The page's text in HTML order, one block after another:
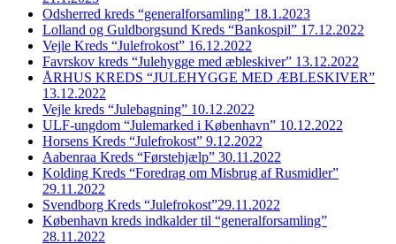
Odsherred kreds “generalforsamling” 18.1.2023
Lolland og Guldborgsund Kreds “Bankospil” 17.12.2022
Vejle Kreds “Julefrokost” 16.12.2022
Favrskov kreds “Julehygge med æbleskiver” 13.12.2022
ÅRHUS KREDS “JULEHYGGE MED ÆBLESKIVER”
13.12.2022
Vejle kreds “Julebagning” 10.12.2022
ULF-ungdom “Julemarked i København” 10.12.2022
Horsens Kreds “Julefrokost” 9.12.2022
Aabenraa Kreds “Førstehjælp” 30.11.2022
Kolding Kreds “Foredrag om Misbrug af Rusmidler”
29.11.2022
Svendborg Kreds “Julefrokost”29.11.2022
København kreds indkalder til “generalforsamling”
28.11.2022